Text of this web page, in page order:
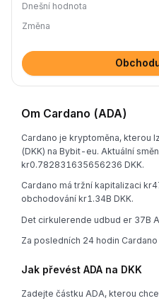
Dnešní hodnota
Změna
Om Cardano (ADA)
Cardano je kryptoměna, kterou
(DKK) na Bybit-eu. Aktuální
kr0.782831635656236 DKK.
Cardano má tržní kapitalizaci
obchodování kr1.34B DKK.
Det cirkulerende udbud er 37B
Za posledních 24 hodin
Jak převést ADA na DKK
Zadejte částku ADA, kterou